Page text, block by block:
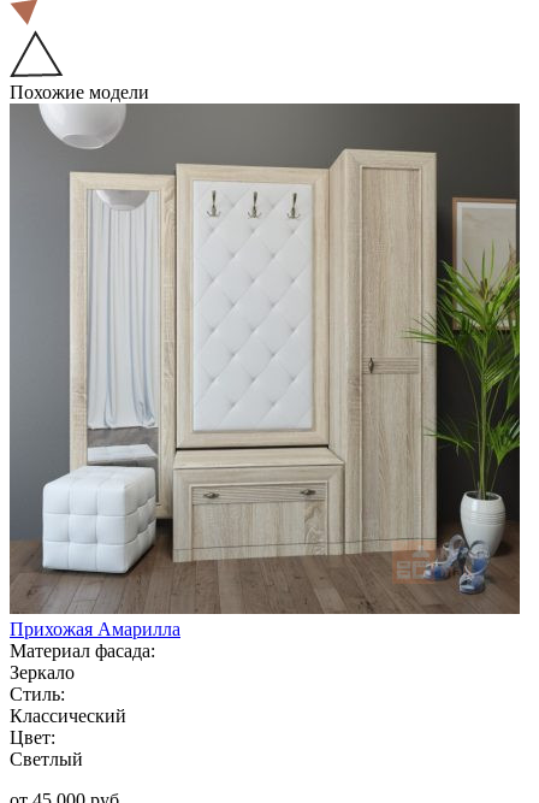
Похожие модели
Прихожая Амарилла
Материал фасада:
Зеркало
Стиль:
Классический
Цвет:
Светлый